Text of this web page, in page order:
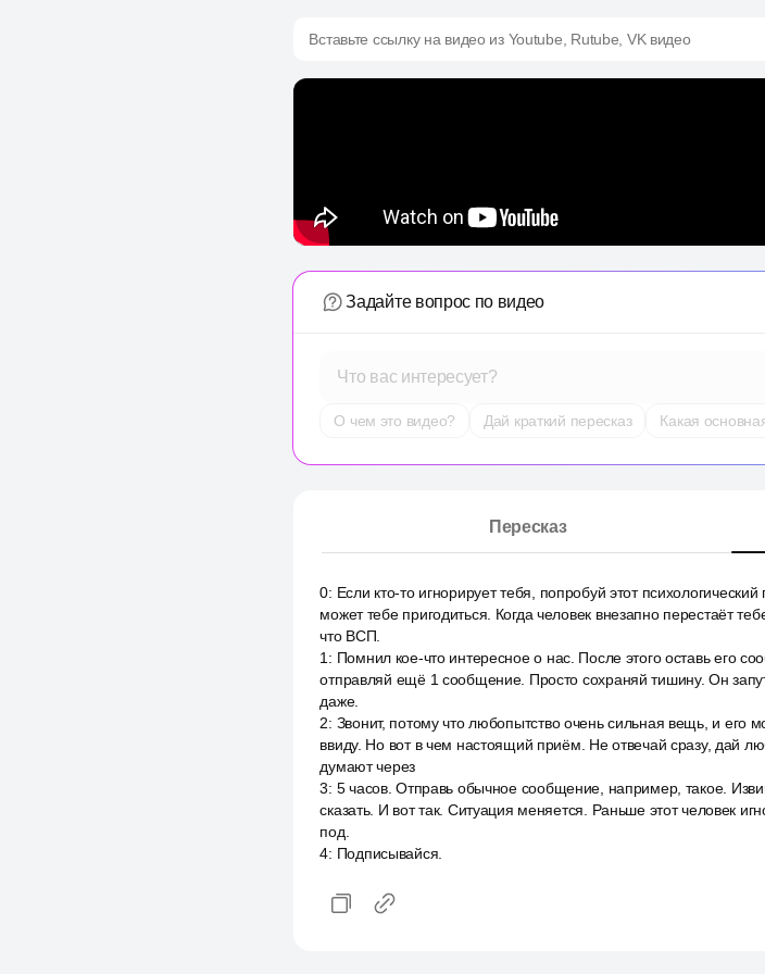
Вставьте ссылку на видео из Youtube, Rutube, VK видео
Задайте вопрос по видео
Что вас интересует?
О чем это видео? Дай краткий пересказ Какая
Пересказ
0: Если кто-то игнорирует тебя, попробуй этот
может тебе пригодиться. Когда человек внезапно перестаёт
что ВСП.
1 : Помнил кое-что интересное о нас. После этого оставь его
отправляй ещё 1 сообщение. Просто сохраняй тишину. Он
даже.
2: Звонит, потому что любопытство очень сильная вещь, и его
ввиду. Но вот в чем настоящий приём. Не отвечай сразу, дай
думают через
3: 5 часов. Отправь обычное сообщение, например, такое.
сказать. И вот так. Ситуация меняется. Раньше этот человек
под.
4: Подписывайся.